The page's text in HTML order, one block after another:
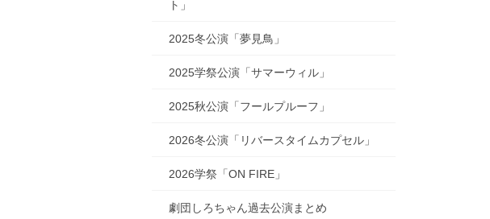
ト」
2025冬公演「夢見鳥」
2025学祭公演「サマーウィル」
2025秋公演「フールプルーフ」
2026冬公演「リバースタイムカプセル」
2026学祭「ON FIRE」
劇団しろちゃん過去公演まとめ